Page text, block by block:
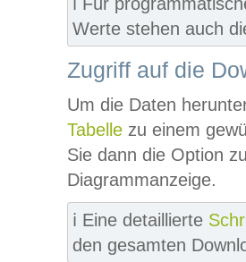
Werte stehen auch
Zugriff auf die
Um die Daten
Tabelle zu einem
Sie dann die Option
Diagrammanzeige.
ℹ️ Eine detaillierte
den gesamten